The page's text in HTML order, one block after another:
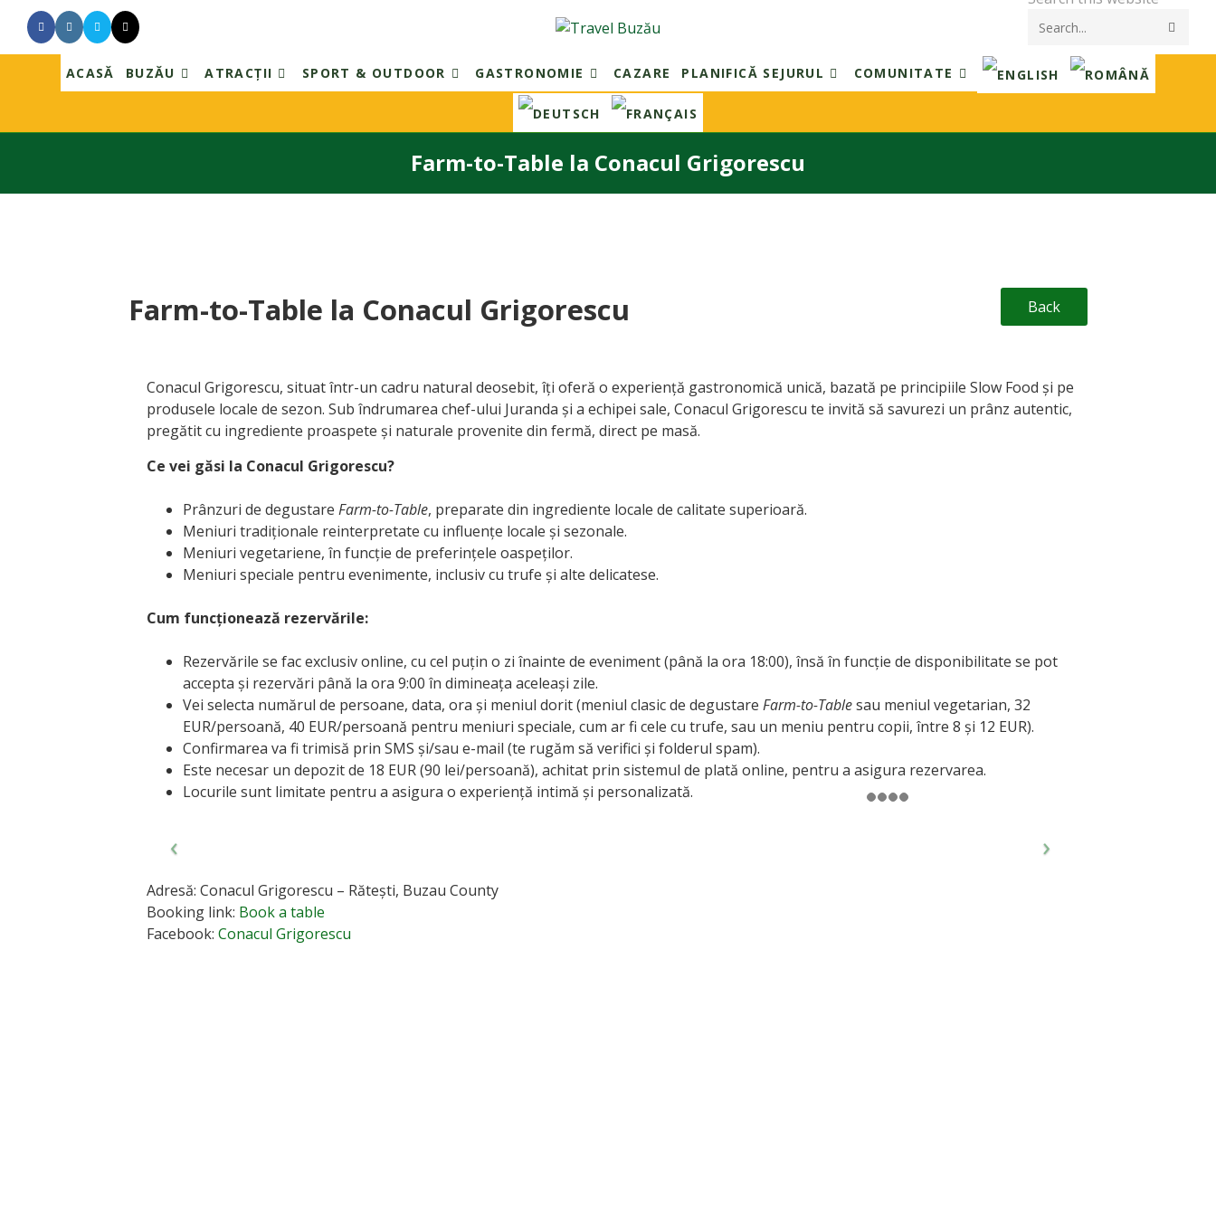
ACASĂ BUZĂU ATRACȚII SPORT & OUTDOOR GASTRONOMIE CAZARE PLANIFICĂ SEJURUL COMUNITATE
Farm-to-Table la Conacul Grigorescu
Farm-to-Table la Conacul Grigorescu Back
Conacul Grigorescu, situat într-un cadru natural deosebit, îți oferă o experiență gastronomică unică, bazată pe principiile Slow Food și pe
produsele locale de sezon. Sub îndrumarea chef-ului Juranda și a echipei sale, Conacul Grigorescu te invită să savurezi un prânz autentic,
pregătit cu ingrediente proaspete și naturale provenite din fermă, direct pe masă.
Ce vei găsi la Conacul Grigorescu?
Prânzuri de degustare Farm-to-Table, preparate din ingrediente locale de calitate superioară.
Meniuri tradiționale reinterpretate cu influențe locale și sezonale.
Meniuri vegetariene, în funcție de preferințele oaspeților.
Meniuri speciale pentru evenimente, inclusiv cu trufe și alte delicatese.
Cum funcționează rezervările:
Rezervările se fac exclusiv online, cu cel puțin o zi înainte de eveniment (până la ora 18:00), însă în funcție de disponibilitate se pot
accepta și rezervări până la ora 9:00 în dimineața aceleași zile.
Vei selecta numărul de persoane, data, ora și meniul dorit (meniul clasic de degustare Farm-to-Tablesau meniul vegetarian, 32
EUR/persoană, 40 EUR/persoană pentru meniuri speciale, cum ar fi cele cu trufe, sau un meniu pentru copii, între 8 și 12 EUR).
Confirmarea va fi trimisă prin SMS și/sau e-mail (te rugăm să verifici și folderul spam).
Este necesar un depozit de 18 EUR (90 lei/persoană), achitat prin sistemul de plată online, pentru a asigura rezervarea.
Locurile sunt limitate pentru a asigura o experiență intimă și personalizată.
Adresă: Conacul Grigorescu – Rătești, Buzau County
Booking link: Book a table
Facebook: Conacul Grigorescu